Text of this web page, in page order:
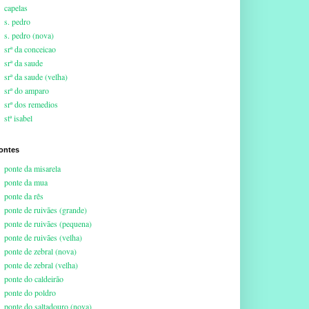
capelas
s. pedro
s. pedro (nova)
srª da conceicao
srª da saude
srª da saude (velha)
srª do amparo
srª dos remedios
stª isabel
ponte da misarela
ponte da mua
ponte da rês
ponte de ruivães (grande)
ponte de ruivães (pequena)
ponte de ruivães (velha)
ponte de zebral (nova)
ponte de zebral (velha)
ponte do caldeirão
ponte do poldro
ponte do saltadouro (nova)